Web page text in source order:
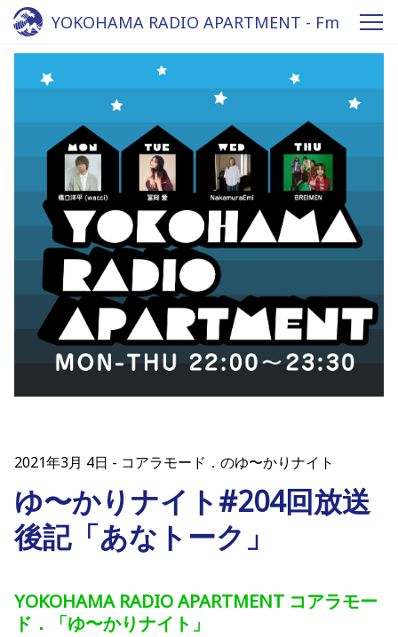
YOKOHAMA RADIO APARTMENT - Fm
yokohama 84.7
2021年3月 4日 コアラモード．のゆ〜かりナイト
ゆ〜かりナイト#204回放送
後記「あなトーク」
YOKOHAMA RADIO APARTMENT コアラモー
ド．「ゆ〜かりナイト」